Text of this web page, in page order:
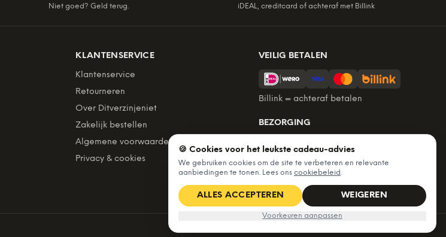
Niet goed? Geld terug. iDEAL, creditcard of achteraf met Billink
KLANTENSERVICE
Klantenservice
Retourneren
Over Ditverzinjeniet
Zakelijk bestellen
Algemene voorwaarden
Privacy & cookies
VEILIG BETALEN
Billink = achteraf betalen
BEZORGING
Gratis verzending vanaf €60. Tot 365
dagen retourneren.
★ 4,7/5 uit 6.226beoordelingen
🍪 Cookies voor het leukste cadeau-advies
We gebruiken cookies om de site te verbeteren en relevante
aanbiedingen te tonen. Lees ons cookiebeleid.
ALLES ACCEPTEREN WEIGEREN
Voorkeuren aanpassen